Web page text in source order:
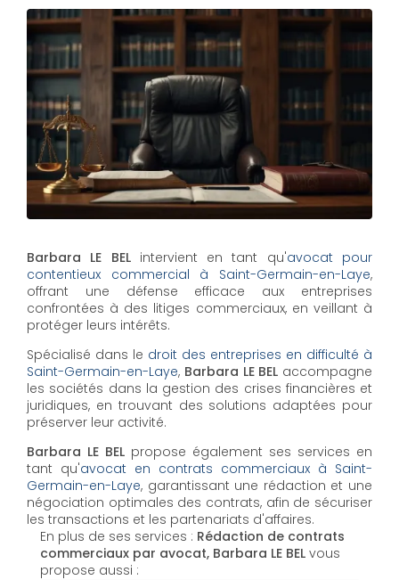
Barbara LE BELintervient en tant qu'avocat pour
contentieux commercial à Saint-Germain-en-Laye,
offrant une défense efficace aux entreprises
confrontées à des litiges commerciaux, en veillant à
protéger leurs intérêts.
Spécialisé dans le droit des entreprises en difficulté à
Saint-Germain-en-Laye, Barbara LE BEL accompagne
les sociétés dans la gestion des crises financières et
juridiques, en trouvant des solutions adaptées pour
préserver leur activité.
Barbara LE BEL propose également ses services en
tant qu'avocat en contrats commerciaux à Saint-
Germain-en-Laye, garantissant une rédaction et une
négociation optimales des contrats, afin de sécuriser
les transactions et les partenariats d'affaires.
En plus de ses services : Rédaction de contrats
commerciaux par avocat, Barbara LE BEL vous
propose aussi :